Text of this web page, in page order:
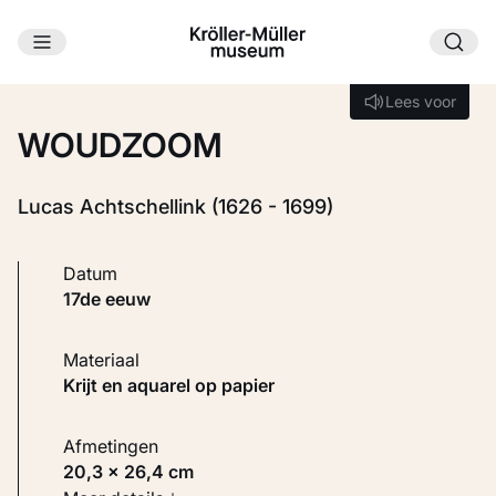
Ga naar hoofdinhoud
Lees voor
Lees voor
WOUDZOOM
Lucas Achtschellink (1626 - 1699)
Datum
17de eeuw
Materiaal
Krijt en aquarel op papier
Afmetingen
20,3 × 26,4 cm